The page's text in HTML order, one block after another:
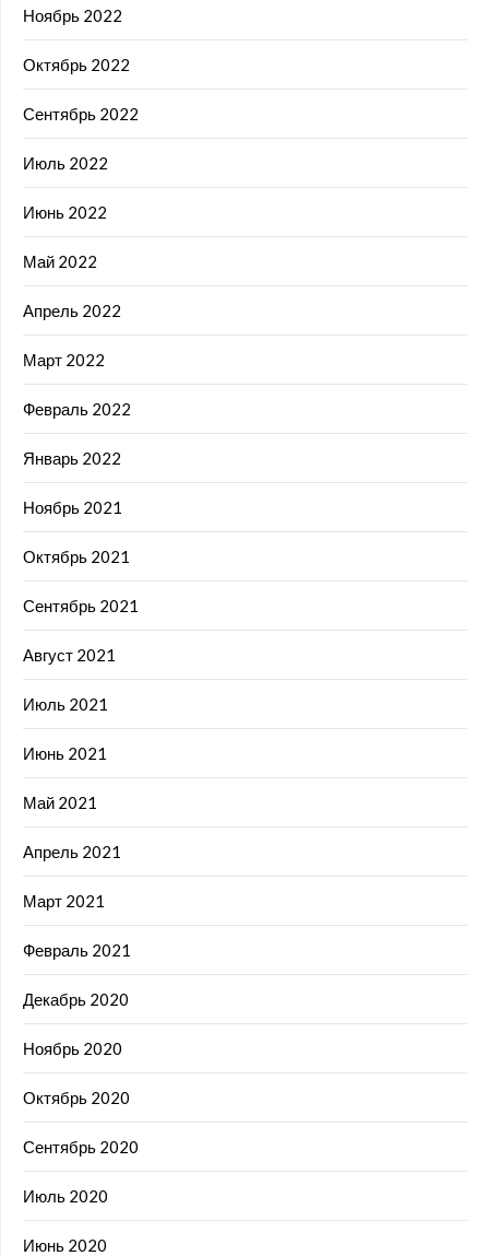
Ноябрь 2022
Октябрь 2022
Сентябрь 2022
Июль 2022
Июнь 2022
Май 2022
Апрель 2022
Март 2022
Февраль 2022
Январь 2022
Ноябрь 2021
Октябрь 2021
Сентябрь 2021
Август 2021
Июль 2021
Июнь 2021
Май 2021
Апрель 2021
Март 2021
Февраль 2021
Декабрь 2020
Ноябрь 2020
Октябрь 2020
Сентябрь 2020
Июль 2020
Июнь 2020